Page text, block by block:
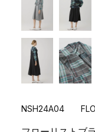
NSH24A04